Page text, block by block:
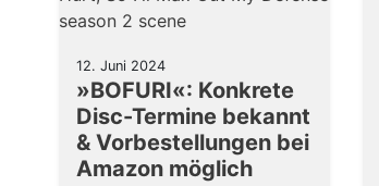
12. Juni 2024
»BOFURI«: Konkrete
Disc-Termine bekannt
& Vorbestellungen bei
Amazon möglich